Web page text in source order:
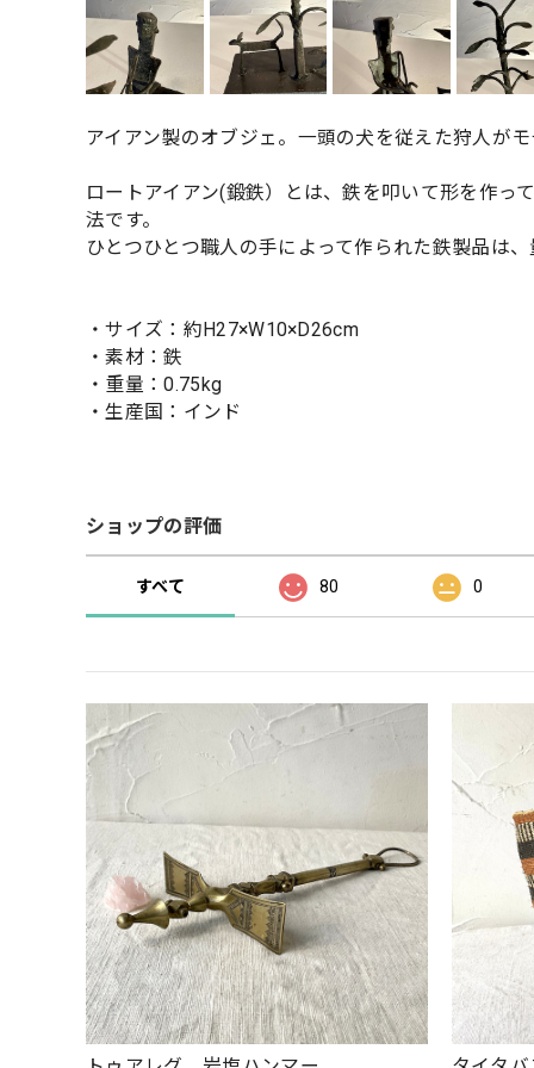
アイアン製のオブジェ。一頭の犬を従えた狩人が
ロートアイアン(鍛鉄）とは、鉄を叩いて形を作っ
法です。
ひとつひとつ職人の手によって作られた鉄製品は
・サイズ：約H27×W10×D26cm
・素材：鉄
・重量：0.75kg
・生産国：インド
ショップの評価
すべて 80 0